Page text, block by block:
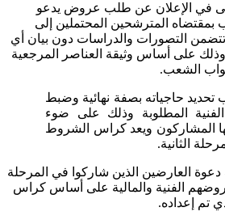
في الإعلان عن طلب عروض يدعو
المترشحين المحتملين إلى
التصورات والدراسات دون بيان أي
على أساس وثيقة العناصر المرجعية
الشعب.
حاجياته بصفة نهائية وضبط
المطلوبة وذلك على ضوء
المشاركون ويعد كراس الشروط
الثانية.
دعوة العارضين الذين شاركوا في المرحلة
الفنية والمالية على أساس كراس
تم إعداده.